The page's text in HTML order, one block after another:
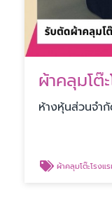
ผ้าคลุมโต๊
ห้างหุ้นส่วนจำ
ผ้าคลุมโต๊ะโรงแ